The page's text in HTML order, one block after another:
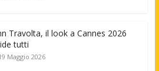
Travolta, il look a Cannes 2026
tutti
Maggio 2026